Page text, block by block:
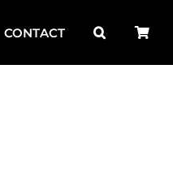
CONTACT